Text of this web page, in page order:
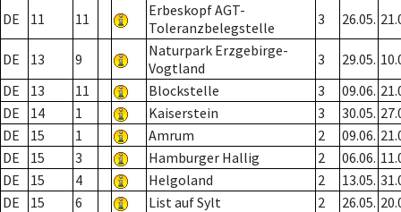
DE 11 11
Erbeskopf AGT-
Toleranzbelegstelle
3 26.05.
DE 13 9
Naturpark Erzgebirge-
Vogtland
3 29.05.
DE
13 11 Blockstelle 3 09.06.
DE
14 1 Kaiserstein 3 30.05.
DE
15 1 Amrum 2 09.06.
DE
15 3 Hamburger Hallig 2 06.06.
DE
15 4 Helgoland 2 13.05.
DE
15 6 List auf Sylt 2 26.05.